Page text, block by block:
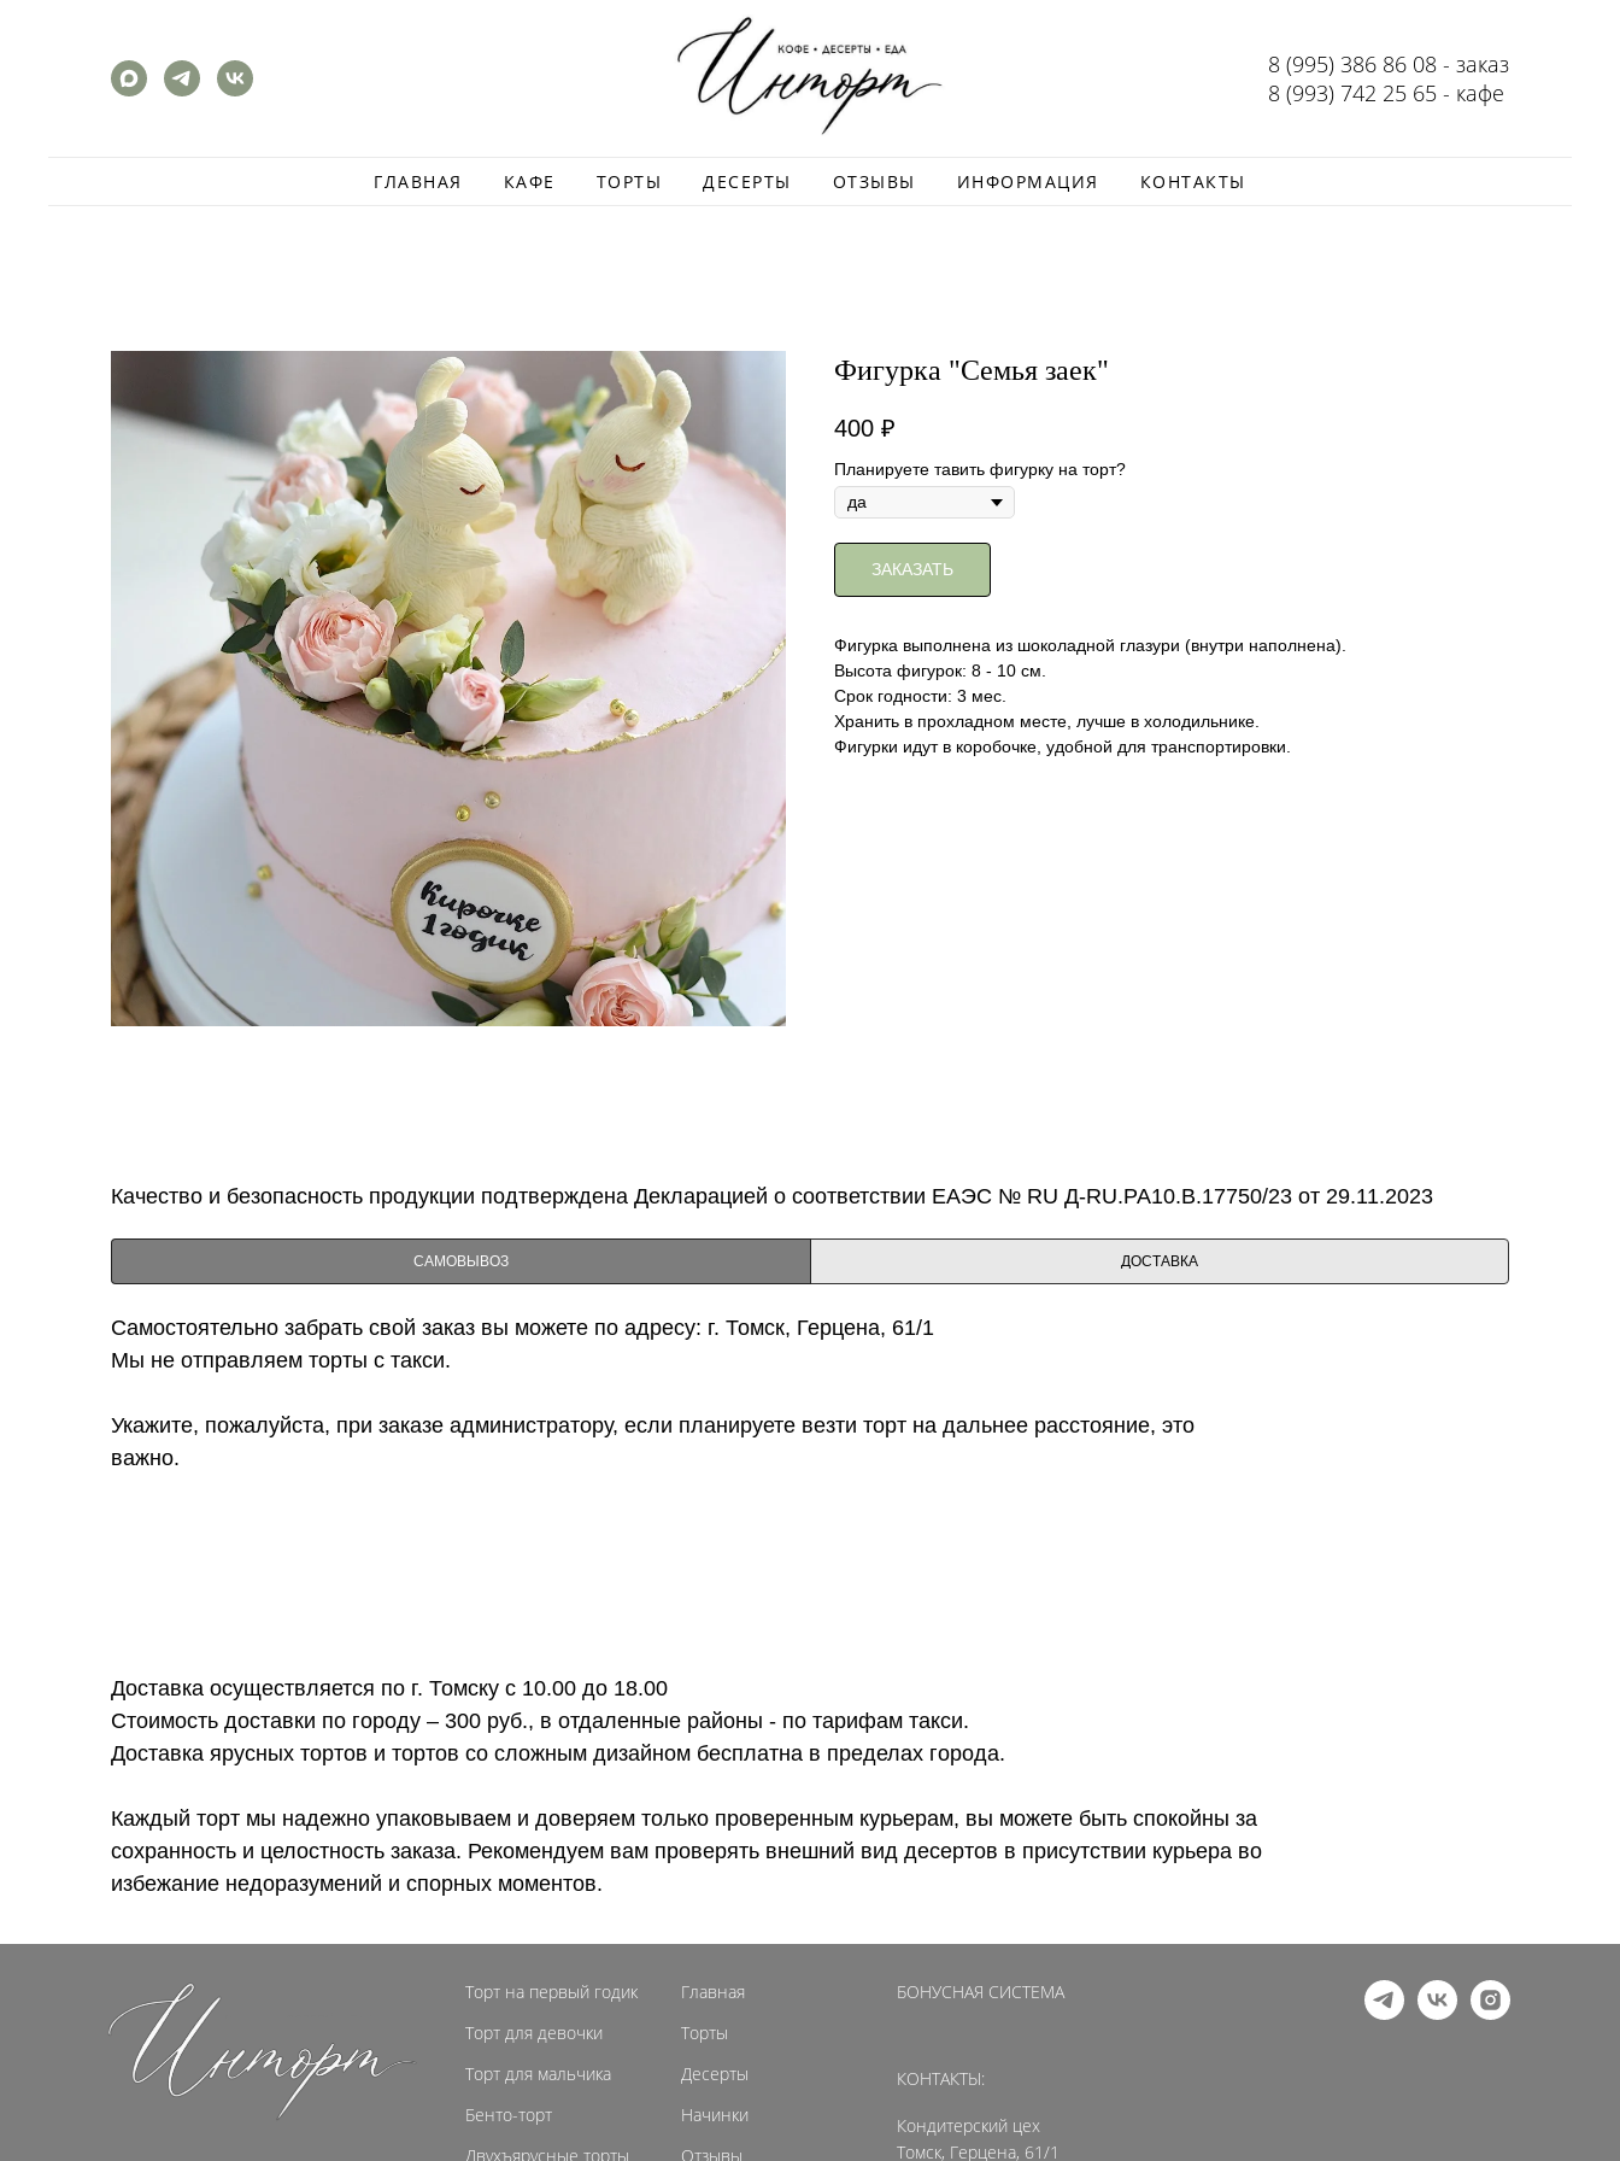
8 (995) 386 86 08 - заказ
8 (993) 742 25 65 - кафе
ГЛАВНАЯ КАФЕ ТОРТЫ ДЕСЕРТЫ ОТЗЫВЫ ИНФОРМАЦИЯ КОНТАКТЫ
Фигурка "Семья заек"
400 ₽
Планируете тавить фигурку на торт?
ЗАКАЗАТЬ
Фигурка выполнена из шоколадной глазури (внутри наполнена).
Высота фигурок: 8 - 10 см.
Срок годности: 3 мес.
Хранить в прохладном месте, лучше в холодильнике.
Фигурки идут в коробочке, удобной для транспортировки.
Качество и безопасность продукции подтверждена Декларацией о соответствии ЕАЭС № RU Д-RU.PA10.B.17750/23 от 29.11.2023
САМОВЫВОЗ ДОСТАВКА
Самостоятельно забрать свой заказ вы можете по адресу: г. Томск, Герцена, 61/1
Мы не отправляем торты с такси.
Укажите, пожалуйста, при заказе администратору, если планируете везти торт на дальнее расстояние, это
важно.
Доставка осуществляется по г. Томску с 10.00 до 18.00
Стоимость доставки по городу – 300 руб., в отдаленные районы - по тарифам такси.
Доставка ярусных тортов и тортов со сложным дизайном бесплатна в пределах города.
Каждый торт мы надежно упаковываем и доверяем только проверенным курьерам, вы можете быть спокойны за
сохранность и целостность заказа. Рекомендуем вам проверять внешний вид десертов в присутствии курьера во
избежание недоразумений и спорных моментов.
Торт на первый годик
Торт для девочки
Торт для мальчика
Бенто-торт
Двухъярусные торты
Главная
Торты
Десерты
Начинки
Отзывы
БОНУСНАЯ СИСТЕМА
КОНТАКТЫ:
Кондитерский цех
Томск, Герцена, 61/1